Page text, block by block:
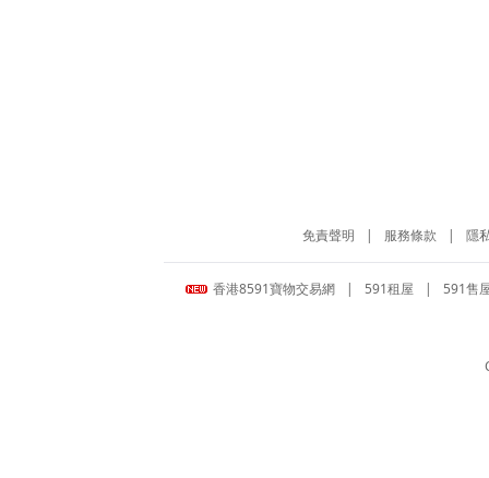
免責聲明 | 服務條款 | 隱
香港8591寶物交易網 | 591租屋 | 591售